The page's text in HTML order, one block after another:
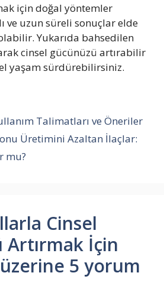
için doğal yöntemler
ve uzun süreli sonuçlar elde
Yukarıda bahsedilen
cinsel gücünüzü artırabilir
yaşam sürdürebilirsiniz.
Talimatları ve Öneriler
Üretimini Azaltan İlaçlar:
mu?
Cinsel
Artırmak İçin
5 yorum